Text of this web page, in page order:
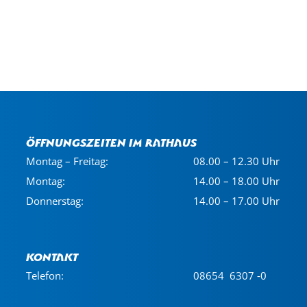
Öffnungszeiten im Rathaus
Montag – Freitag:
08.00 – 12.30 Uhr
Montag:
14.00 – 18.00 Uhr
Donnerstag:
14.00 – 17.00 Uhr
Kontakt
Telefon: 08654 6307 -0